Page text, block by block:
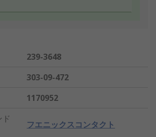
239-3648
303-09-472
1170952
フエニックスコンタクト